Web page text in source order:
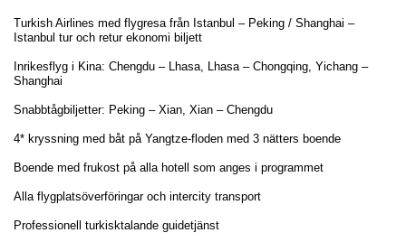
Turkish Airlines med flygresa från Istanbul – Peking / Shanghai –
Istanbul tur och retur ekonomi biljett
Inrikesflyg i Kina: Chengdu – Lhasa, Lhasa – Chongqing, Yichang –
Shanghai
Snabbtågbiljetter: Peking – Xian, Xian – Chengdu
4* kryssning med båt på Yangtze-floden med 3 nätters boende
Boende med frukost på alla hotell som anges i programmet
Alla flygplatsöverföringar och intercity transport
Professionell turkisktalande guidetjänst